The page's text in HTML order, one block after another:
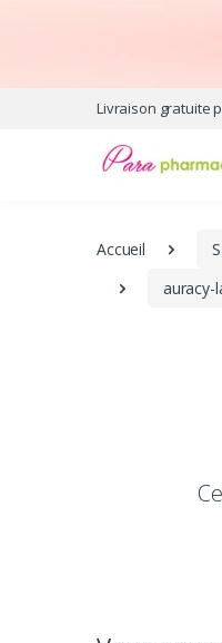
Livraison gratuite
Accueil
auracy-